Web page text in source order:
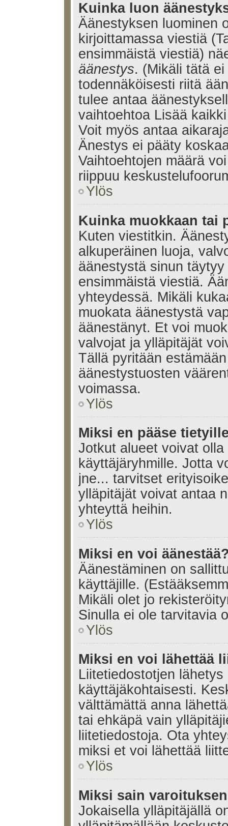
Kuinka luon
Äänestyksen luominen
kirjoittamassa viestiä
ensimmäistä viestiä)
äänestys. (Mikäli tätä
todennäköisesti riitä
tulee antaa
vaihtoehtoa Lisää
Voit myös antaa
Änestys ei pääty
Vaihtoehtojen määrä
riippuu
Ylös
Kuinka muokkaan tai
Kuten viestitkin.
alkuperäinen luoja,
äänestystä sinun
ensimmäistä viestiä.
yhteydessä. Mikäli
muokata äänestystä
äänestänyt. Et voi
valvojat ja ylläpitäjät
Tällä pyritään
äänestystuosten
voimassa.
Ylös
Miksi en pääse
Jotkut alueet voivat
käyttäjäryhmille. Jotta
jne... tarvitset
ylläpitäjät voivat antaa
yhteyttä heihin.
Ylös
Miksi en voi
Äänestäminen on
käyttäjille.
Mikäli olet jo
Sinulla ei ole tarvitavia
Ylös
Miksi en voi lähettää
Liitetiedostotjen
käyttäjäkohtaisesti.
välttämättä anna
tai ehkäpä vain
liitetiedostoja. Ota
miksi et voi lähettää
Ylös
Miksi sain
Jokaisella ylläpitäjällä